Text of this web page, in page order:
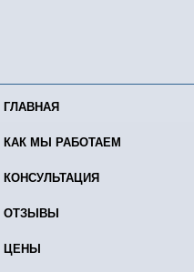
ГЛАВНАЯ
КАК МЫ РАБОТАЕМ
КОНСУЛЬТАЦИЯ
ОТЗЫВЫ
ЦЕНЫ